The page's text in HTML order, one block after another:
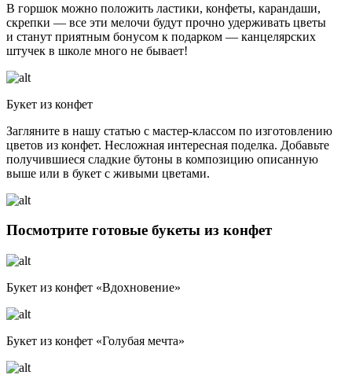
В горшок можно положить ластики, конфеты, карандаши,
скрепки — все эти мелочи будут прочно удерживать цветы
и станут приятным бонусом к подарком — канцелярских
штучек в школе много не бывает!
Букет из конфет
Загляните в нашу статью с мастер-классом по изготовлению
цветов из конфет. Несложная интересная поделка. Добавьте
получившиеся сладкие бутоны в композицию описанную
выше или в букет с живыми цветами.
Посмотрите готовые букеты из конфет
Букет из кон­фет «Вдох­но­ве­ние»
Букет из кон­фет «Голу­бая меч­та»